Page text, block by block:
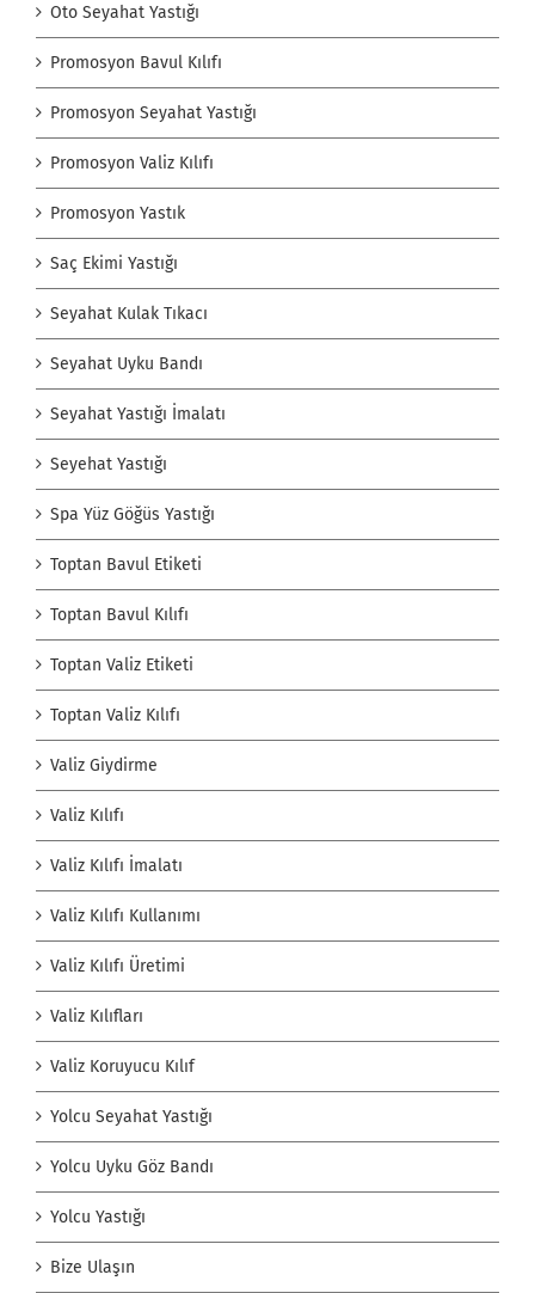
Oto Seyahat Yastığı
Promosyon Bavul Kılıfı
Promosyon Seyahat Yastığı
Promosyon Valiz Kılıfı
Promosyon Yastık
Saç Ekimi Yastığı
Seyahat Kulak Tıkacı
Seyahat Uyku Bandı
Seyahat Yastığı İmalatı
Seyehat Yastığı
Spa Yüz Göğüs Yastığı
Toptan Bavul Etiketi
Toptan Bavul Kılıfı
Toptan Valiz Etiketi
Toptan Valiz Kılıfı
Valiz Giydirme
Valiz Kılıfı
Valiz Kılıfı İmalatı
Valiz Kılıfı Kullanımı
Valiz Kılıfı Üretimi
Valiz Kılıfları
Valiz Koruyucu Kılıf
Yolcu Seyahat Yastığı
Yolcu Uyku Göz Bandı
Yolcu Yastığı
Bize Ulaşın